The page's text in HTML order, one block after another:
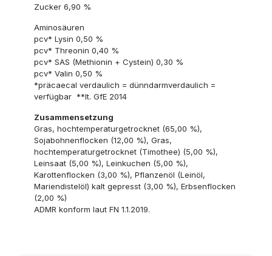
Zucker 6,90 %
Aminosäuren
pcv* Lysin 0,50 %
pcv* Threonin 0,40 %
pcv* SAS (Methionin + Cystein) 0,30 %
pcv* Valin 0,50 %
*präcaecal verdaulich = dünndarmverdaulich =
verfügbar **lt. GfE 2014
Zusammensetzung
Gras, hochtemperaturgetrocknet (65,00 %),
Sojabohnenflocken (12,00 %), Gras,
hochtemperaturgetrocknet (Timothee) (5,00 %),
Leinsaat (5,00 %), Leinkuchen (5,00 %),
Karottenflocken (3,00 %), Pflanzenöl (Leinöl,
Mariendistelöl) kalt gepresst (3,00 %), Erbsenflocken
(2,00 %)
ADMR konform laut FN 1.1.2019.